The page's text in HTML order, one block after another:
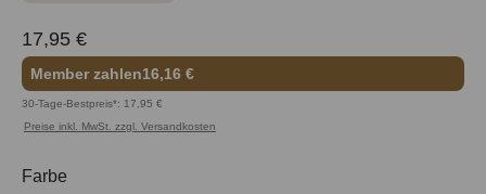
17,95 €
Member zahlen16,16 €
30-Tage-Bestpreis*: 17,95 €
Preise inkl. MwSt. zzgl. Versandkosten
Farbe